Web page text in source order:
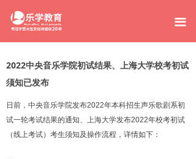
끀
网站首页
班型设置
高考辉煌
关于乐学
2022中央音乐学院初试结果、上海大学校考初试
须知已发布
日前，中央音乐学院发布2022年本科招生声乐歌剧系初
试一轮考试结果的通知、上海大学发布2022年校考初试
（线上考试）考生须知及操作流程，详情如下：